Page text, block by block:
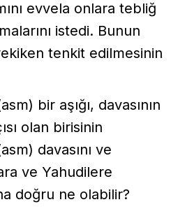
evvela onlara tebliğ
istedi. Bunun
tenkit edilmesinin
bir aşığı, davasının
olan birisinin
davasını ve
ve Yahudilere
doğru ne olabilir?